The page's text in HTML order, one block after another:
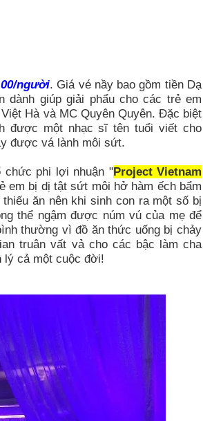
người. Giá vé nầy bao gồm tiền Dạ
giúp giải phẩu cho các trẻ em
Hà và MC Quyên Quyên. Đặc biệt
được một nhạc sĩ tên tuổi viết cho
được vá lành môi sứt.
chức phi lợi nhuận "Project Vietnam
em bị dị tật sứt môi hở hàm ếch bẩm
ăn nên khi sinh con ra một số bị
thể ngậm được núm vú của mẹ để
thường vì đồ ăn thức uống bị chảy
truân vất vả cho các bậc làm cha
lý cả một cuộc đời!